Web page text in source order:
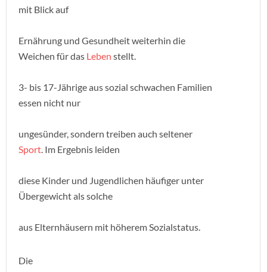
mit Blick auf
Ernährung und Gesundheit weiterhin die
Weichen für das Leben stellt.
3- bis 17-Jährige aus sozial schwachen Familien
essen nicht nur
ungesünder, sondern treiben auch seltener
Sport. Im Ergebnis leiden
diese Kinder und Jugendlichen häufiger unter
Übergewicht als solche
aus Elternhäusern mit höherem Sozialstatus.
Die